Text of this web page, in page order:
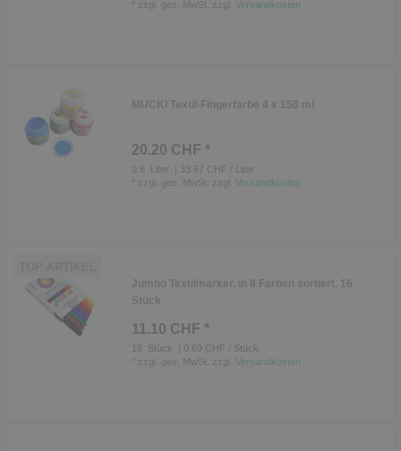
zzgl. ges. MwSt. zzgl. Versandkosten
MUCKI Textil-Fingerfarbe 4 x 150 ml
20.20 CHF *
0.6 Liter
| 33.67 CHF / Liter
zzgl. ges. MwSt. zzgl. Versandkosten
Jumbo Textilmarker, in 8 Farben sortiert, 16
Stück
11.10 CHF *
16 Stück
| 0.69 CHF / Stück
zzgl. ges. MwSt. zzgl. Versandkosten